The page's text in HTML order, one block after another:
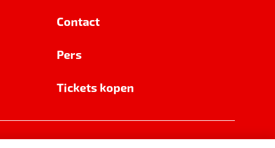
Contact
Pers
Tickets kopen